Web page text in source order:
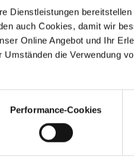
Dienstleistungen
auch Cookies, damit wir
Online Angebot und Ihr
die Verwendung
Performance-Cookies